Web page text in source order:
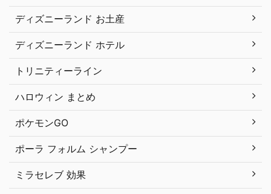
ディズニーランド お土産
ディズニーランド ホテル
トリニティーライン
ハロウィン まとめ
ポケモンGO
ポーラ フォルム シャンプー
ミラセレブ 効果